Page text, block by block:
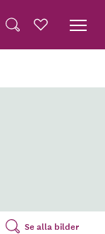
Se alla bilder
Translate